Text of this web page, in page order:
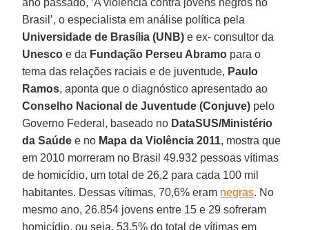
Brasil’, o especialista em análise política pela
Universidade de Brasília (UNB) e ex- consultor da
Unesco e da Fundação Perseu Abramo para o
tema das relações raciais e de juventude, Paulo
Ramos, aponta que o diagnóstico apresentado ao
Conselho Nacional de Juventude (Conjuve) pelo
Governo Federal, baseado no DataSUS/Ministério
da Saúde e no Mapa da Violência 2011, mostra que
em 2010 morreram no Brasil 49.932 pessoas vítimas
de homicídio, um total de 26,2 para cada 100 mil
habitantes. Dessas vítimas, 70,6% eram negras. No
mesmo ano, 26.854 jovens entre 15 e 29 sofreram
homicídio, ou seja, 53,5% do total de vítimas em